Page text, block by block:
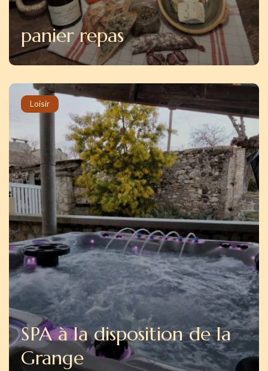
panier repas
Loisir
SPA à la disposition de la
Grange